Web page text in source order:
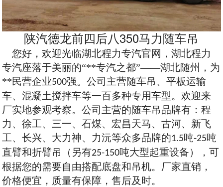
陕汽德龙前四后八350马力随车吊
您好，欢迎光临湖北程力专汽官网，湖北程力
专汽座落于美丽的“**专汽之都”——湖北随州，为
**民营企业500强。公司主营随车吊、平板运输
车、混凝土搅拌车等一百多种专用车型。欢迎来
厂实地参观考察。公司主营的随车吊品牌有：程
力、徐工、三一、石煤、宏昌天马、古河、新飞
工、长兴、大力神、力沅等众多品牌的1.5吨-25吨
直臂和折臂吊（另有25-150吨大型起重设备），可
根据您的需要自由搭配底盘和吊机。厂家直销，
价格便宜，质量有保障，售后及时。